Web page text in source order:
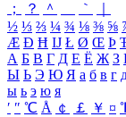
；
？ ＾ ｀
½ ⅓ ⅔ ¼ ¾ ⅛ ⅜ ⅝
Æ Ð Ħ Ĳ Ł Ø Œ Þ
А Б В Г Д Е Ё Ж З
Ы Ь Э Ю Я а б в г
ы ь э ю я
′ ″ ℃ Å ￠ ￡ ￥ ¤